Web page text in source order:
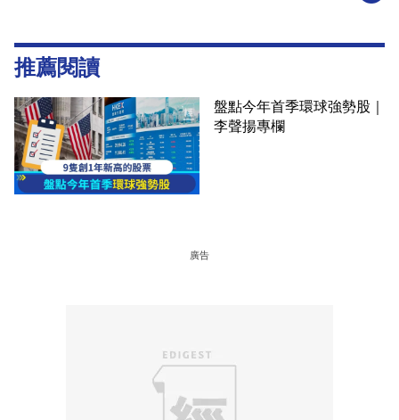
推薦閱讀
盤點今年首季環球強勢股｜
李聲揚專欄
廣告